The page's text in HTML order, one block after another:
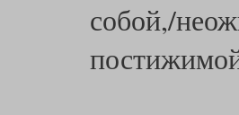
собой,/